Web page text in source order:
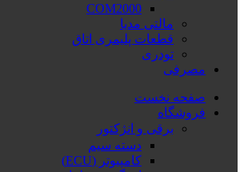
COM2000
مالتی مدیا
قطعات پلیمری اتاق
تودری
مصرفی
صفحه نخست
فروشگاه
برقی و انژکتور
دسته سیم
کامپیوتر (ECU)